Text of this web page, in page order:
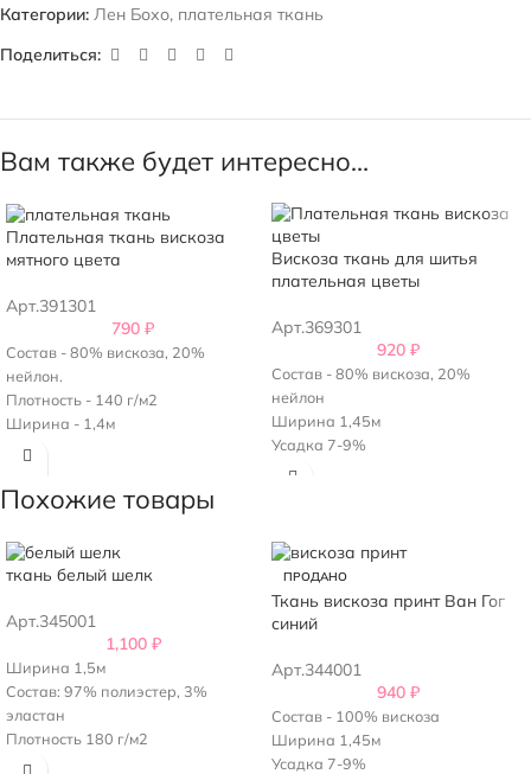
Категории: Лен Бохо, плательная ткань
Поделиться:
Вам также будет интересно…
Плательная ткань вискоза
мятного цвета
Арт.391301
790 ₽
Состав - 80% вискоза, 20%
нейлон.
Плотность - 140 г/м2
Ширина - 1,4м
Возможна усадка - 5-7%
Вискоза ткань для шитья
плательная цветы
Арт.369301
920 ₽
Состав - 80% вискоза, 20%
нейлон
Ширина 1,45м
Усадка 7-9%
Плотность - 135 г/м2
Похожие товары
ткань белый шелк
Арт.345001
1,100 ₽
Ширина 1,5м
Состав: 97% полиэстер, 3%
эластан
Плотность 180 г/м2
ПРОДАНО
Ткань вискоза принт Ван Гог
синий
Арт.344001
940 ₽
Состав - 100% вискоза
Ширина 1,45м
Усадка 7-9%